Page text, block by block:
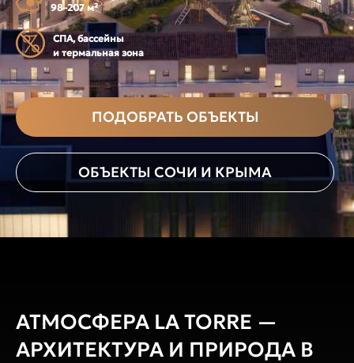
98–207 м²
СПА, бассейны
и термальная зона
ПОДОБРАТЬ ОБЪЕКТЫ
ОБЪЕКТЫ СОЧИ И КРЫМА
АТМОСФЕРА LA TORRE —
АРХИТЕКТУРА И ПРИРОДА В